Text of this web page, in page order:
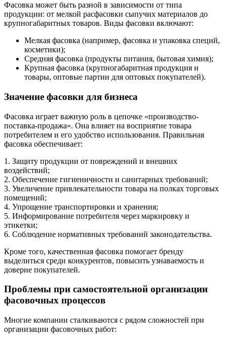
Фасовка может быть разной в зависимости от типа
продукции: от мелкой расфасовки сыпучих материалов до
крупногабаритных товаров. Виды фасовки включают:
Мелкая фасовка (например, фасовка и упаковка специй,
косметики);
Средняя фасовка (продукты питания, бытовая химия);
Крупная фасовка (крупногабаритная продукция и
товары, оптовые партии для оптовых покупателей).
Значение фасовки для бизнеса
Фасовка играет важную роль в цепочке «производство-
поставка-продажа». Она влияет на восприятие товара
потребителем и его удобство использования. Правильная
фасовка обеспечивает:
1. Защиту продукции от повреждений и внешних
воздействий;
2. Обеспечение гигиеничности и санитарных требований;
3. Увеличение привлекательности товара на полках торговых
помещений;
4. Упрощение транспортировки и хранения;
5. Информирование потребителя через маркировку и
этикетки;
6. Соблюдение нормативных требований законодательства.
Кроме того, качественная фасовка помогает бренду
выделиться среди конкурентов, повысить узнаваемость и
доверие покупателей.
Проблемы при самостоятельной организации
фасовочных процессов
Многие компании сталкиваются с рядом сложностей при
организации фасовочных работ: